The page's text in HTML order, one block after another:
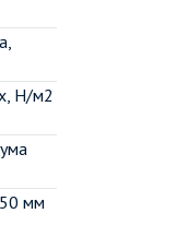
Н/м2
мм